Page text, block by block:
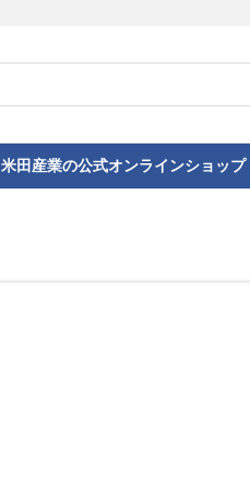
米田産業の公式オンラインショップ